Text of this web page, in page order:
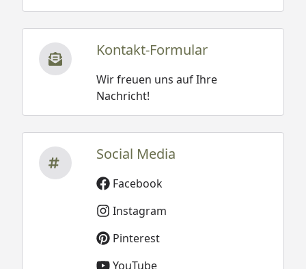
Kontakt-Formular
Wir freuen uns auf Ihre
Nachricht!
Social Media
Facebook
Instagram
Pinterest
YouTube